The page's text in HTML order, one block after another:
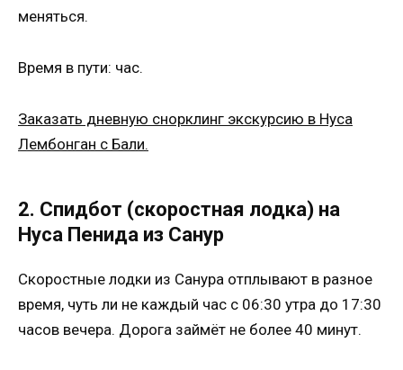
меняться.
Время в пути: час.
Заказать дневную снорклинг экскурсию в Нуса
Лембонган с Бали.
2. Спидбот (скоростная лодка) на
Нуса Пенида из Санур
Скоростные лодки из Санура отплывают в разное
время, чуть ли не каждый час с 06:30 утра до 17:30
часов вечера. Дорога займёт не более 40 минут.